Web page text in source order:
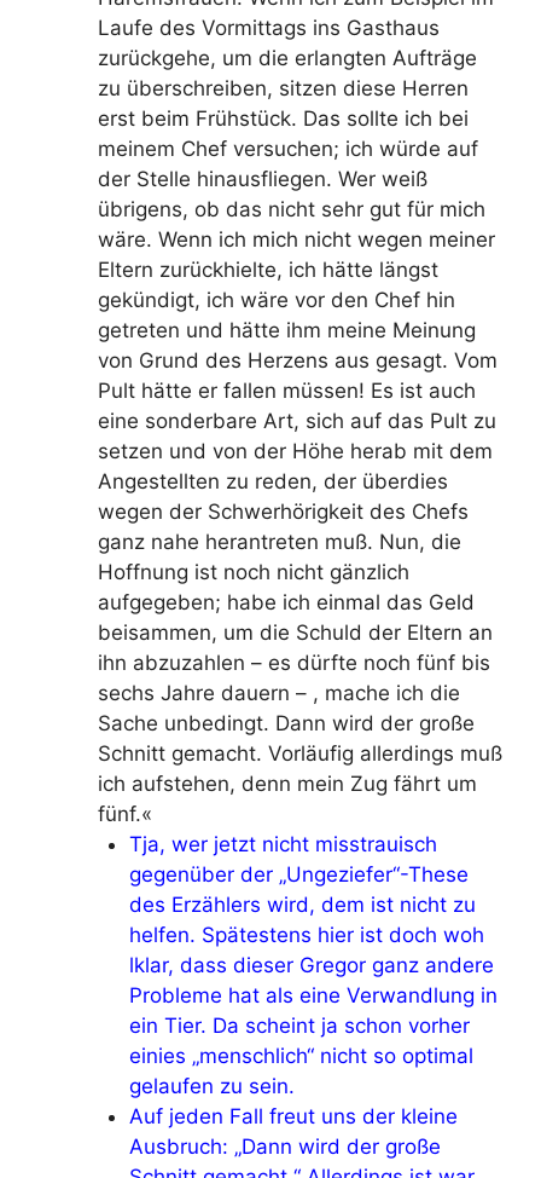
Laufe des Vormittags ins Gasthaus
zurückgehe, um die erlangten Aufträge
zu überschreiben, sitzen diese Herren
erst beim Frühstück. Das sollte ich bei
meinem Chef versuchen; ich würde auf
der Stelle hinausfliegen. Wer weiß
übrigens, ob das nicht sehr gut für mich
wäre. Wenn ich mich nicht wegen meiner
Eltern zurückhielte, ich hätte längst
gekündigt, ich wäre vor den Chef hin
getreten und hätte ihm meine Meinung
von Grund des Herzens aus gesagt. Vom
Pult hätte er fallen müssen! Es ist auch
eine sonderbare Art, sich auf das Pult zu
setzen und von der Höhe herab mit dem
Angestellten zu reden, der überdies
wegen der Schwerhörigkeit des Chefs
ganz nahe herantreten muß. Nun, die
Hoffnung ist noch nicht gänzlich
aufgegeben; habe ich einmal das Geld
beisammen, um die Schuld der Eltern an
ihn abzuzahlen – es dürfte noch fünf bis
sechs Jahre dauern – , mache ich die
Sache unbedingt. Dann wird der große
Schnitt gemacht. Vorläufig allerdings muß
ich aufstehen, denn mein Zug fährt um
fünf.«
Tja, wer jetzt nicht misstrauisch
gegenüber der „Ungeziefer“-These
des Erzählers wird, dem ist nicht zu
helfen. Spätestens hier ist doch woh
lklar, dass dieser Gregor ganz andere
Probleme hat als eine Verwandlung in
ein Tier. Da scheint ja schon vorher
einies „menschlich“ nicht so optimal
gelaufen zu sein.
Auf jeden Fall freut uns der kleine
Ausbruch: „Dann wird der große